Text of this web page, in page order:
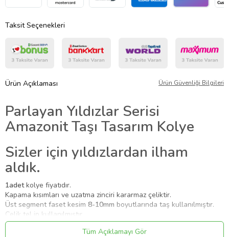
Taksit Seçenekleri
Ürün Açıklaması Ürün Güvenliği Bilgileri
Parlayan Yıldızlar Serisi
Amazonit Taşı Tasarım Kolye
Sizler için yıldızlardan ilham
aldık.
1adetkolye fiyatıdır.
Kapama kısımları ve uzatma zinciri kararmaz çeliktir.
Üst segment faset kesim 8-10mm boyutlarında taş kullanılmıştır.
Çelik tel ip kullanılmıştır.
Kolye ortalama uzunluğu43-45cmaralığında +4-5cmaralığında
Tüm Açıklamayı Gör